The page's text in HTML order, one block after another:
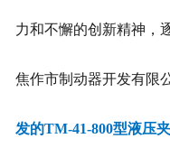
力和不懈的创新精神，
焦作市制动器开发有限
发的TM-41-800型液压